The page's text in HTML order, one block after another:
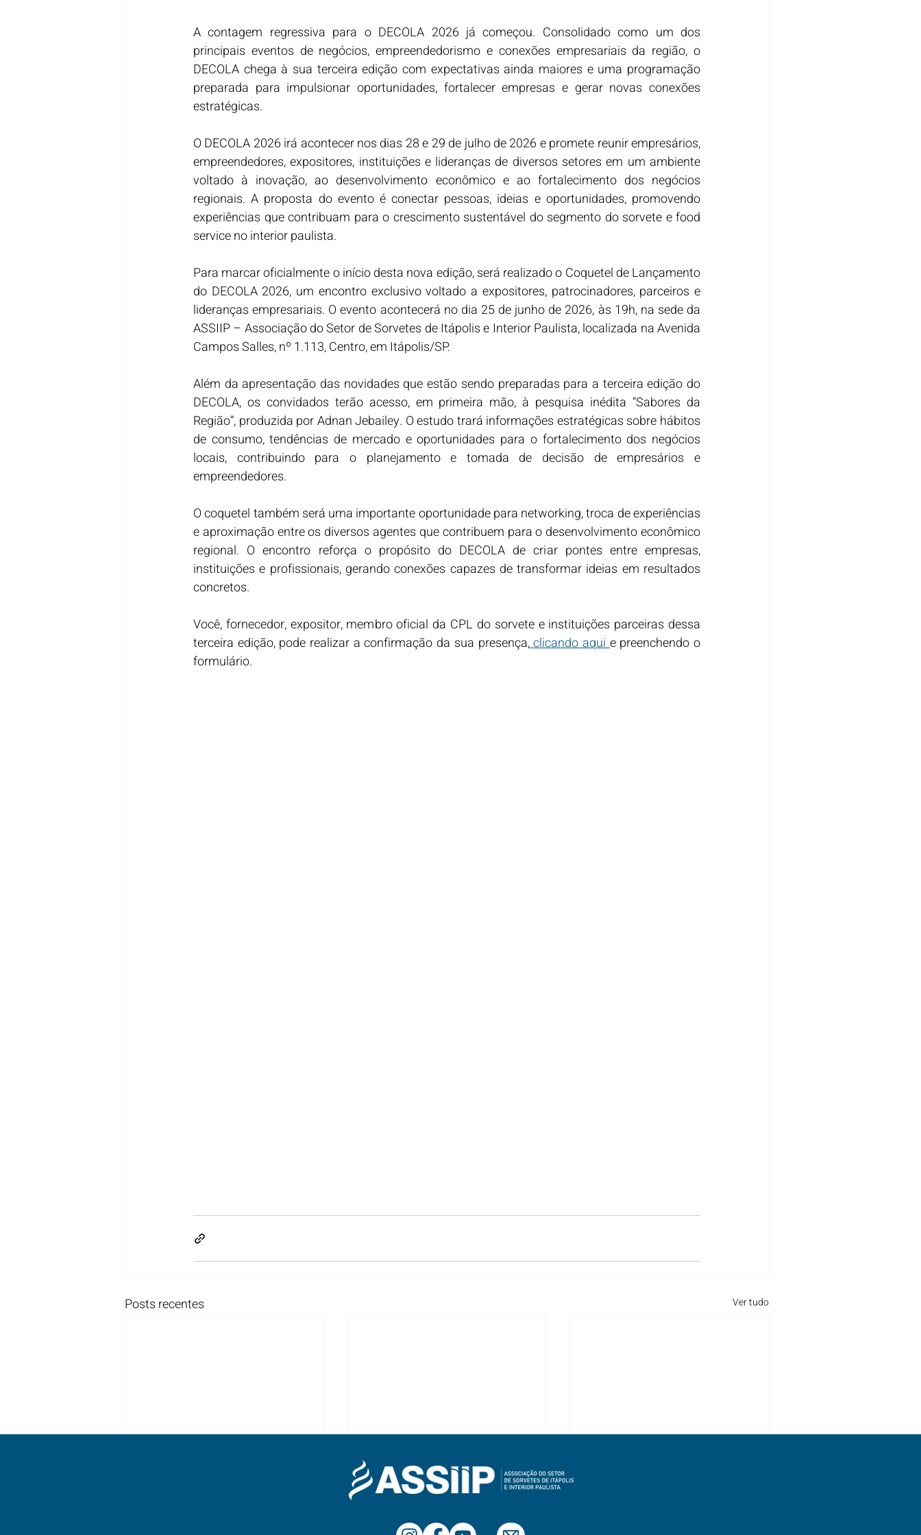
A contagem regressiva para o DECOLA 2026 já começou. Consolidado como um dos
principais eventos de negócios, empreendedorismo e conexões empresariais da região, o
DECOLA chega à sua terceira edição com expectativas ainda maiores e uma programação
preparada para impulsionar oportunidades, fortalecer empresas e gerar novas conexões
estratégicas.
O DECOLA 2026 irá acontecer nos dias 28 e 29 de julho de 2026 e promete reunir empresários,
empreendedores, expositores, instituições e lideranças de diversos setores em um ambiente
voltado à inovação, ao desenvolvimento econômico e ao fortalecimento dos negócios
regionais. A proposta do evento é conectar pessoas, ideias e oportunidades, promovendo
experiências que contribuam para o crescimento sustentável do segmento do sorvete e food
service no interior paulista.
Para marcar oficialmente o início desta nova edição, será realizado o Coquetel de Lançamento
do DECOLA 2026, um encontro exclusivo voltado a expositores, patrocinadores, parceiros e
lideranças empresariais. O evento acontecerá no dia 25 de junho de 2026, às 19h, na sede da
ASSIIP – Associação do Setor de Sorvetes de Itápolis e Interior Paulista, localizada na Avenida
Campos Salles, nº 1.113, Centro, em Itápolis/SP.
Além da apresentação das novidades que estão sendo preparadas para a terceira edição do
DECOLA, os convidados terão acesso, em primeira mão, à pesquisa inédita “Sabores da
Região”, produzida por Adnan Jebailey. O estudo trará informações estratégicas sobre hábitos
de consumo, tendências de mercado e oportunidades para o fortalecimento dos negócios
locais, contribuindo para o planejamento e tomada de decisão de empresários e
empreendedores.
O coquetel também será uma importante oportunidade para networking, troca de experiências
e aproximação entre os diversos agentes que contribuem para o desenvolvimento econômico
regional. O encontro reforça o propósito do DECOLA de criar pontes entre empresas,
instituições e profissionais, gerando conexões capazes de transformar ideias em resultados
concretos.
Você, fornecedor, expositor, membro oficial da CPL do sorvete e instituições parceiras dessa
terceira edição, pode realizar a confirmação da sua presença, clicando aqui e preenchendo o
formulário.
Posts recentes Ver tudo